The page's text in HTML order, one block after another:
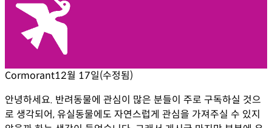
Cormorant12월 17일(수정됨)
안녕하세요. 반려동물에 관심이 많은 분들이 주로 구독하실 것으
로 생각되어, 유실동물에도 자연스럽게 관심을 가져주실 수 있지